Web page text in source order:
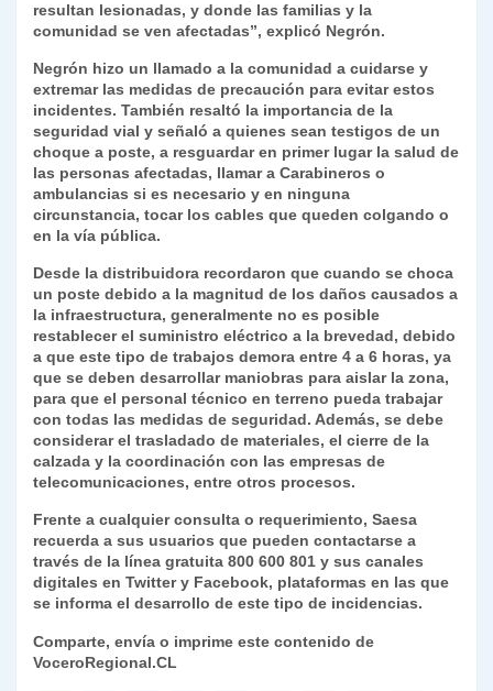
resultan lesionadas, y donde las familias y la
comunidad se ven afectadas”, explicó Negrón.
Negrón hizo un llamado a la comunidad a cuidarse y
extremar las medidas de precaución para evitar estos
incidentes. También resaltó la importancia de la
seguridad vial y señaló a quienes sean testigos de un
choque a poste, a resguardar en primer lugar la salud de
las personas afectadas, llamar a Carabineros o
ambulancias si es necesario y en ninguna
circunstancia, tocar los cables que queden colgando o
en la vía pública.
Desde la distribuidora recordaron que cuando se choca
un poste debido a la magnitud de los daños causados a
la infraestructura, generalmente no es posible
restablecer el suministro eléctrico a la brevedad, debido
a que este tipo de trabajos demora entre 4 a 6 horas, ya
que se deben desarrollar maniobras para aislar la zona,
para que el personal técnico en terreno pueda trabajar
con todas las medidas de seguridad. Además, se debe
considerar el trasladado de materiales, el cierre de la
calzada y la coordinación con las empresas de
telecomunicaciones, entre otros procesos.
Frente a cualquier consulta o requerimiento, Saesa
recuerda a sus usuarios que pueden contactarse a
través de la línea gratuita 800 600 801 y sus canales
digitales en Twitter y Facebook, plataformas en las que
se informa el desarrollo de este tipo de incidencias.
Comparte, envía o imprime este contenido de
VoceroRegional.CL